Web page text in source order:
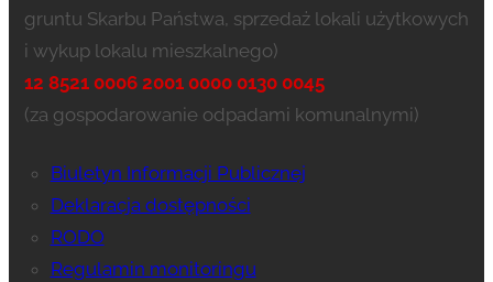
gruntu Skarbu Państwa, sprzedaż lokali użytkowych
i wykup lokalu mieszkalnego)
12 8521 0006 2001 0000 0130 0045
(za gospodarowanie odpadami komunalnymi)
Biuletyn Informacji Publicznej
Deklaracja dostępności
RODO
Regulamin monitoringu